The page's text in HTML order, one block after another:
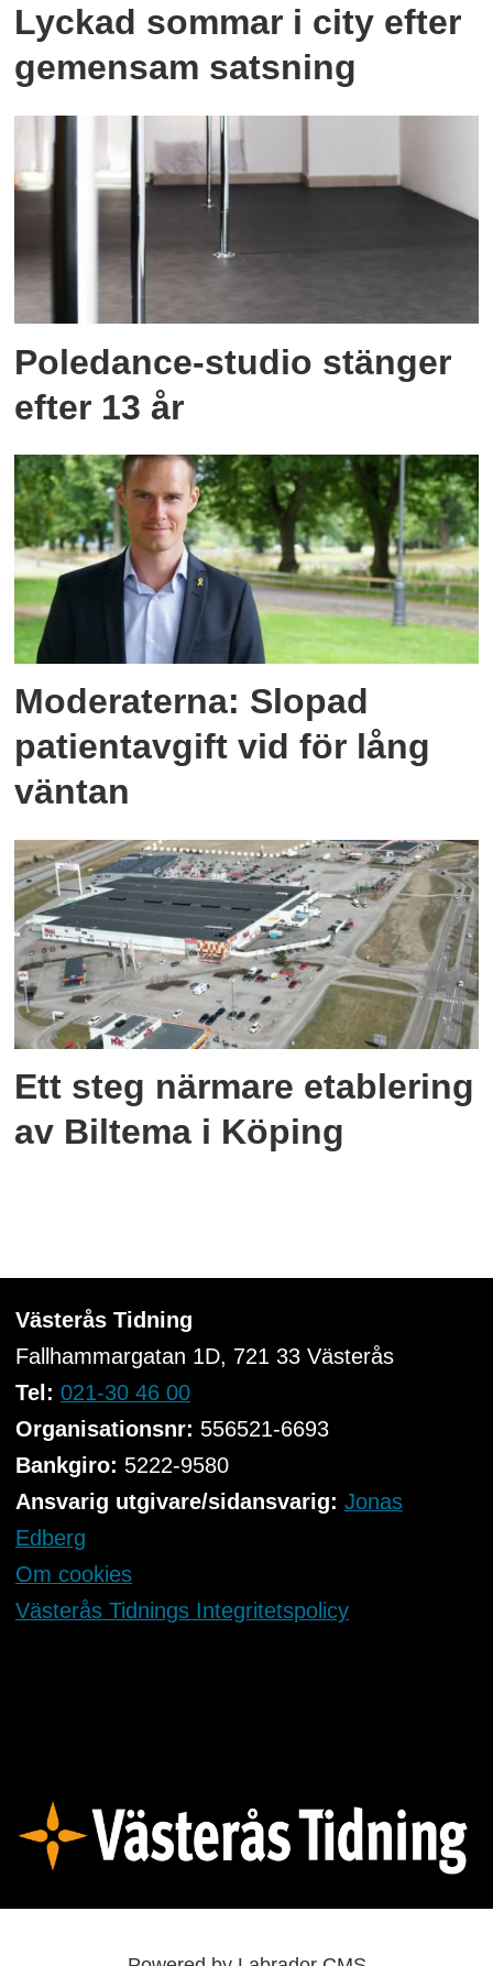
Lyckad sommar i city efter
gemensam satsning
Poledance-studio stänger
efter 13 år
Moderaterna: Slopad
patientavgift vid för lång
väntan
Ett steg närmare etablering
av Biltema i Köping
Västerås Tidning
Fallhammargatan 1D, 721 33Västerås
Tel: 021-30 46 00
Organisationsnr: 556521-6693
Bankgiro: 5222-9580
Ansvarig utgivare/sidansvarig: Jonas
Edberg
Om cookies
Västerås Tidnings Integritetspolicy